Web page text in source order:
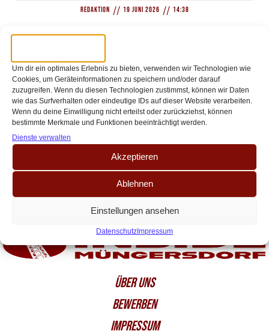
Um dir ein optimales Erlebnis zu bieten, verwenden wir Technologien wie
Cookies, um Geräteinformationen zu speichern und/oder darauf
zuzugreifen. Wenn du diesen Technologien zustimmst, können wir Daten
wie das Surfverhalten oder eindeutige IDs auf dieser Website verarbeiten.
Wenn du deine Einwilligung nicht erteilst oder zurückziehst, können
bestimmte Merkmale und Funktionen beeinträchtigt werden.
Dienste verwalten
Akzeptieren
Ablehnen
Einstellungen ansehen
DatenschutzImpressum
Redaktion // 19 Juni 2026 // 14:38
Exklusiv: Heimtrikot 2026/27
geleakt
Update 19.06.2026: Unser vorheriger Leak bestätigt sich nun: Inside
Müngersdorf präsentiert die ersten echten Bilder des neuen adidas-
Heimtrikots für die Saison 2026/27. Das Heimtrikot überzeugt[…]
ÜBER UNS
BEWERBEN
IMPRESSUM